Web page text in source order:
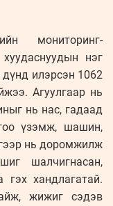
мониторинг-
нэг
илэрсэн 1062
Агуулгаар нь
нь нас, гадаад
үзэмж, шашин,
нь доромжилж
шалчигнасан,
хандлагатай.
жижиг сэдэв